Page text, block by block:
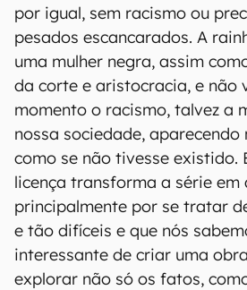
por igual, sem racismo ou
pesados escancarados. A
uma mulher negra, assim
da corte e aristocracia, e não
momento o racismo, talvez a
nossa sociedade,
como se não tivesse existido.
licença transforma a série em
principalmente por se tratar
e tão difíceis e que nós
interessante de criar uma
explorar não só os fatos,